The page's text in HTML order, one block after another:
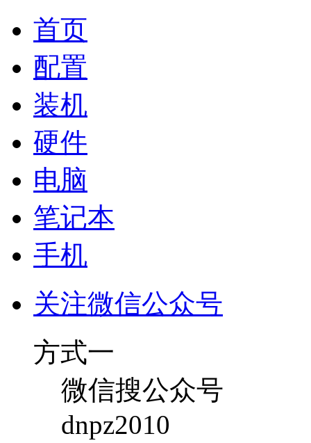
首页
配置
装机
硬件
电脑
笔记本
手机
关注微信公众号
方式一
微信搜公众号
dnpz2010